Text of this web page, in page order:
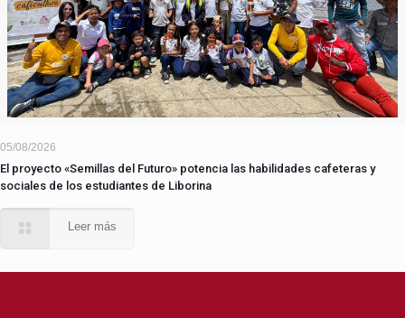
05/08/2026
El proyecto «Semillas del Futuro» potencia las habilidades cafeteras y
sociales de los estudiantes de Liborina
Leer más